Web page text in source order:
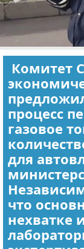
Комитет
процесс
газовое
для
что
нехватке